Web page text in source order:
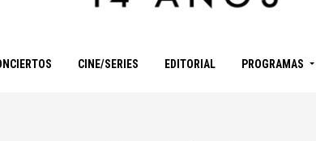
CINE/SERIES EDITORIAL PROGRAMAS